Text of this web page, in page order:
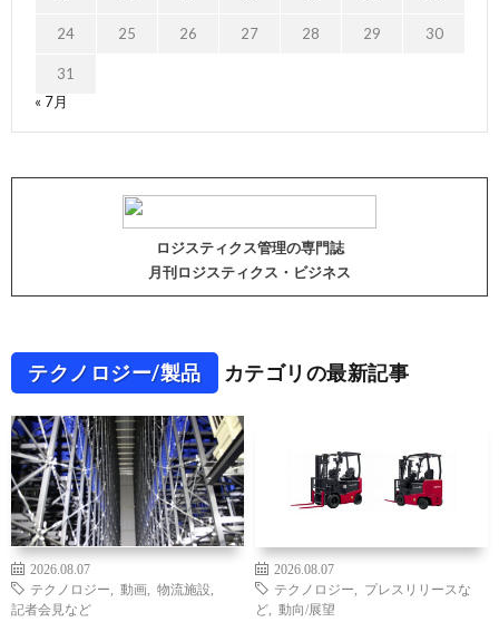
24 25 26 27 28 29 30
31
« 7月
ロジスティクス管理の専門誌
月刊ロジスティクス・ビジネス
テクノロジー/製品 カテゴリの最新記事
2026.08.07
テクノロジー
動画 物流施設
記者会見など
2026.08.07
テクノロジー
プレスリリースな
ど
動向/展望